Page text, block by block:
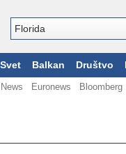
Svet Balkan Društvo
Euronews Bloomberg